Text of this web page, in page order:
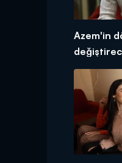
Azem'in